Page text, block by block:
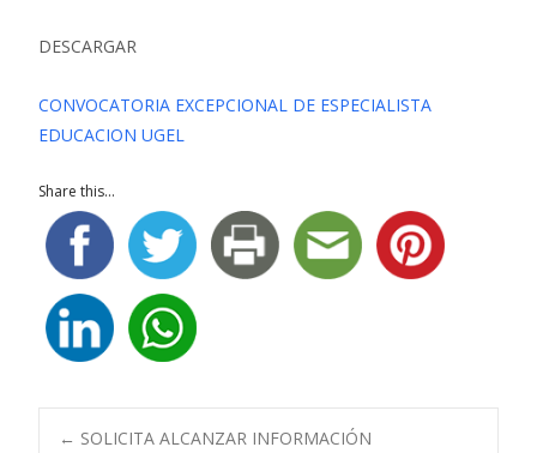
DESCARGAR
CONVOCATORIA EXCEPCIONAL DE ESPECIALISTA
EDUCACION UGEL
Share this...
← SOLICITA ALCANZAR INFORMACIÓN